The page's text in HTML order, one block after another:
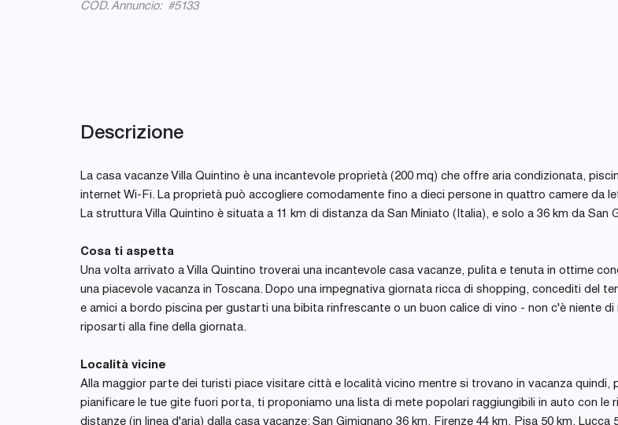
COD. Annuncio: #5133
Descrizione
La casa vacanze Villa Quintino è una incantevole proprietà (200 mq) che offre aria condizionata,
internet Wi-Fi. La proprietà può accogliere comodamente fino a dieci persone in quattro camere da
La struttura Villa Quintino è situata a 11 km di distanza da San Miniato (Italia), e solo a 36 km da San
Cosa ti aspetta
Una volta arrivato a Villa Quintino troverai una incantevole casa vacanze, pulita e tenuta in ottime
una piacevole vacanza in Toscana. Dopo una impegnativa giornata ricca di shopping, concediti del
e amici a bordo piscina per gustarti una bibita rinfrescante o un buon calice di vino - non c'è niente di
riposarti alla fine della giornata.
Località vicine
Alla maggior parte dei turisti piace visitare città e località vicino mentre si trovano in vacanza quindi,
pianificare le tue gite fuori porta, ti proponiamo una lista di mete popolari raggiungibili in auto con le
distanze (in linea d'aria) dalla casa vacanze: San Gimignano 36 km, Firenze 44 km, Pisa 50 km, Lucca